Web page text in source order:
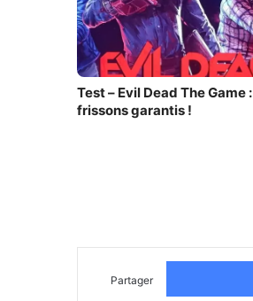
Test – Evil Dead The Game :
frissons garantis !
Partager